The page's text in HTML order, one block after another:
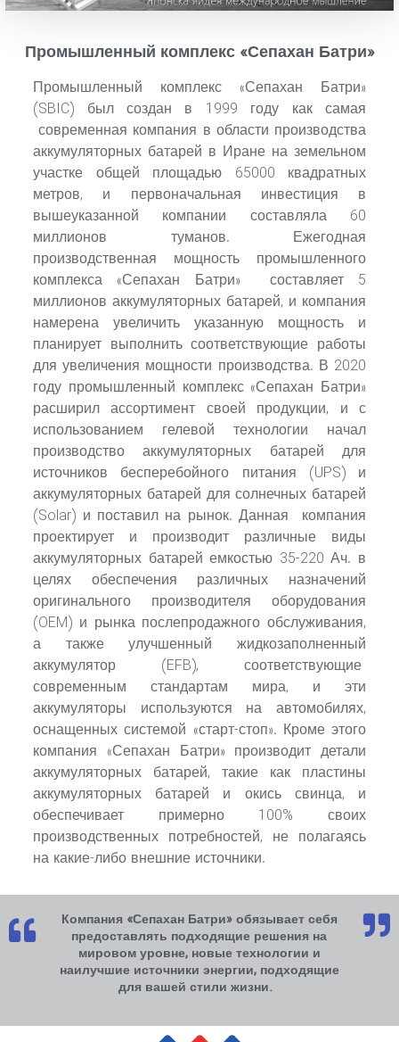
Промышленный комплекс «Сепахан Батри»
Промышленный комплекс «Сепахан Батри»
(SBIC) был создан в 1999 году как самая
современная компания в области производства
аккумуляторных батарей в Иране на земельном
участке общей площадью 65000 квадратных
метров, и первоначальная инвестиция в
вышеуказанной компании составляла 60
миллионов туманов. Ежегодная
производственная мощность промышленного
комплекса «Сепахан Батри» составляет 5
миллионов аккумуляторных батарей, и компания
намерена увеличить указанную мощность и
планирует выполнить соответствующие работы
для увеличения мощности производства. В 2020
году промышленный комплекс «Сепахан Батри»
расширил ассортимент своей продукции, и с
использованием гелевой технологии начал
производство аккумуляторных батарей для
источников бесперебойного питания (UPS) и
аккумуляторных батарей для солнечных батарей
(Solar) и поставил на рынок. Данная компания
проектирует и производит различные виды
аккумуляторных батарей емкостью 35-220 Ач. в
целях обеспечения различных назначений
оригинального производителя оборудования
(OEM) и рынка послепродажного обслуживания,
а также улучшенный жидкозаполненный
аккумулятор (EFB), соответствующие
современным стандартам мира, и эти
аккумуляторы используются на автомобилях,
оснащенных системой «старт-стоп». Кроме этого
компания «Сепахан Батри» производит детали
аккумуляторных батарей, такие как пластины
аккумуляторных батарей и окись свинца, и
обеспечивает примерно 100% своих
производственных потребностей, не полагаясь
на какие-либо внешние источники.
Компания «Сепахан Батри» обязывает себя
предоставлять подходящие решения на
мировом уровне, новые технологии и
наилучшие источники энергии, подходящие
для вашей стили жизни.